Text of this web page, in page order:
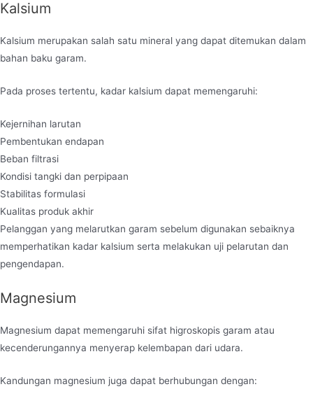
Kalsium
Kalsium merupakan salah satu mineral yang dapat ditemukan dalam
bahan baku garam.
Pada proses tertentu, kadar kalsium dapat memengaruhi:
Kejernihan larutan
Pembentukan endapan
Beban filtrasi
Kondisi tangki dan perpipaan
Stabilitas formulasi
Kualitas produk akhir
Pelanggan yang melarutkan garam sebelum digunakan sebaiknya
memperhatikan kadar kalsium serta melakukan uji pelarutan dan
pengendapan.
Magnesium
Magnesium dapat memengaruhi sifat higroskopis garam atau
kecenderungannya menyerap kelembapan dari udara.
Kandungan magnesium juga dapat berhubungan dengan: